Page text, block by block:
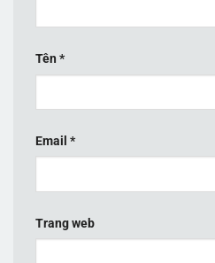
Tên *
Email *
Trang web